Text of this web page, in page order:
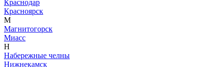
Краснодар
Красноярск
М
Магнитогорск
Миасс
Н
Набережные челны
Нижнекамск